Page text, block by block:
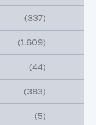
(337)
(1.609)
(44)
(383)
(5)